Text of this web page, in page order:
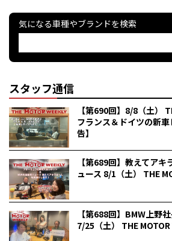
気になる車種やブランドを検索
スタッフ通信
【第690回】8/8（土）
フランス＆ドイツの新
告】
【第689回】教えてア
ュース 8/1（土） THE
【第688回】BMW上野
7/25（土） THE